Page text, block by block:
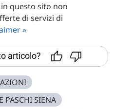
questo sito non
di servizi di
»
articolo?
PASCHI SIENA